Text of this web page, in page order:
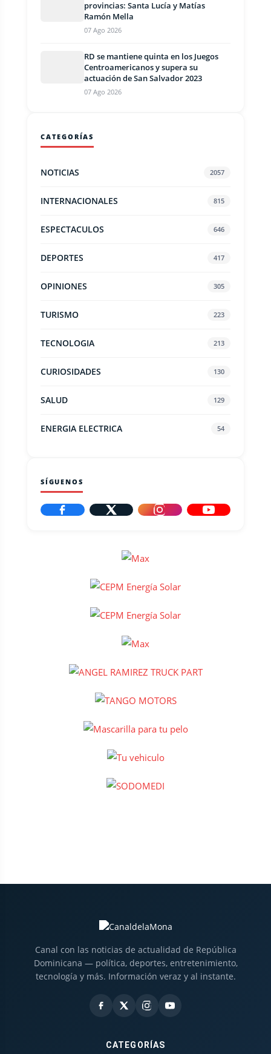
provincias: Santa Lucía y Matías
Ramón Mella
07 Ago 2026
RD se mantiene quinta en los Juegos
Centroamericanos y supera su
actuación de San Salvador 2023
07 Ago 2026
CATEGORÍAS
NOTICIAS 2057
INTERNACIONALES 815
ESPECTACULOS 646
DEPORTES 417
OPINIONES 305
TURISMO 223
TECNOLOGIA 213
CURIOSIDADES 130
SALUD 129
ENERGIA ELECTRICA 54
SÍGUENOS
Canal con las noticias de actualidad de República
Dominicana — política, deportes, entretenimiento,
tecnología y más. Información veraz y al instante.
CATEGORÍAS